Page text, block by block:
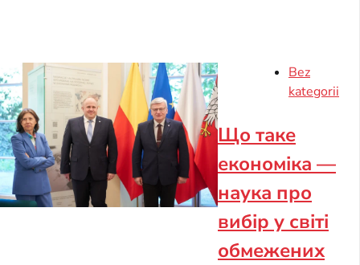
Bez
kategorii
Що таке
економіка —
наука про
вибір у світі
обмежених